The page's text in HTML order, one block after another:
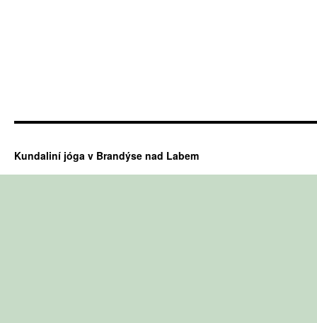
Kundaliní jóga v Brandýse nad Labem